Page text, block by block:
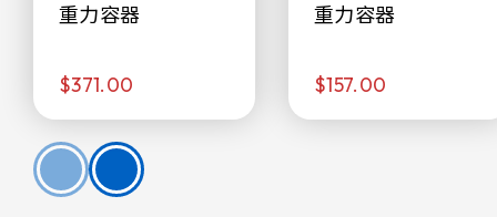
重力容器
$371.00
重力容器
$157.00